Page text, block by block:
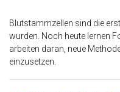
Blutstammzellen sind die
wurden. Noch heute lernen
arbeiten daran, neue
einzusetzen.